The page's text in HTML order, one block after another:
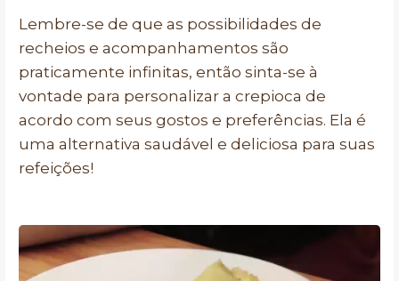
Lembre-se de que as possibilidades de
recheios e acompanhamentos são
praticamente infinitas, então sinta-se à
vontade para personalizar a crepioca de
acordo com seus gostos e preferências. Ela é
uma alternativa saudável e deliciosa para suas
refeições!